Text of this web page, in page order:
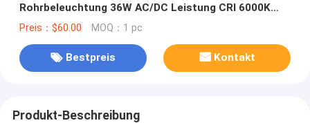
Rohrbeleuchtung 36W AC/DC Leistung CRI 6000K
IP66 Wasserdicht
Preis：$60.00 MOQ：1 pc
Bestpreis Kontakt
Produkt-Beschreibung